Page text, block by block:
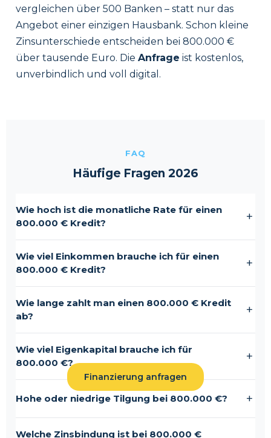
vergleichen über 500 Banken – statt nur das
Angebot einer einzigen Hausbank. Schon kleine
Zinsunterschiede entscheiden bei 800.000 €
über tausende Euro. Die Anfrage ist kostenlos,
unverbindlich und voll digital.
FAQ
Häufige Fragen2026
Wie hoch ist die monatliche Rate für einen
800.000 € Kredit?
+
Wie viel Einkommen brauche ich für einen
800.000 € Kredit?
+
Wie lange zahlt man einen 800.000 € Kredit
ab?
+
Wie viel Eigenkapital brauche ich für
800.000 €?
+
Hohe oder niedrige Tilgung bei 800.000 €? +
Welche Zinsbindung ist bei 800.000 €
Finanzierung anfragen